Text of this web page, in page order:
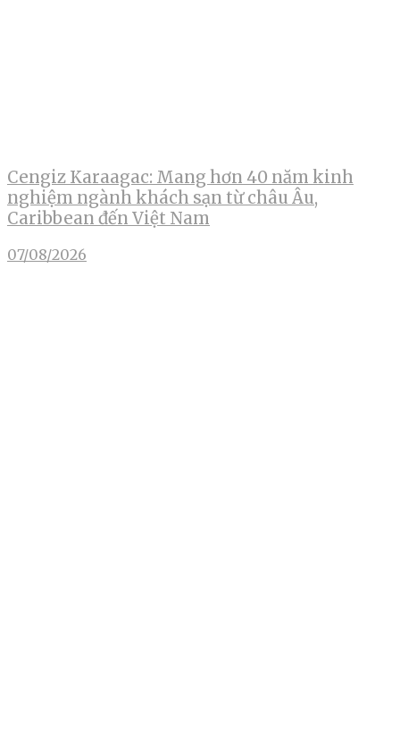
Cengiz Karaagac: Mang hơn 40 năm kinh
nghiệm ngành khách sạn từ châu Âu,
Caribbean đến Việt Nam
07/08/2026